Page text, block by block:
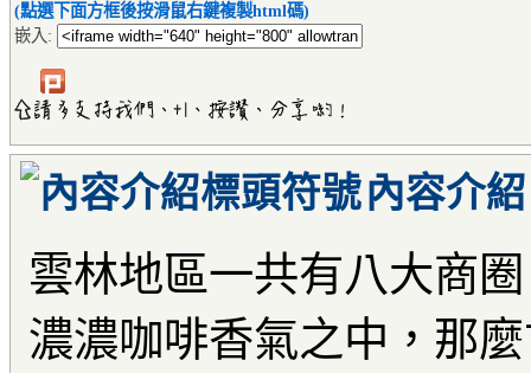
(點選下面方框後按滑鼠右鍵複製html碼)
嵌入:
內容介紹
雲林地區一共有八大商
濃濃咖啡香氣之中，那